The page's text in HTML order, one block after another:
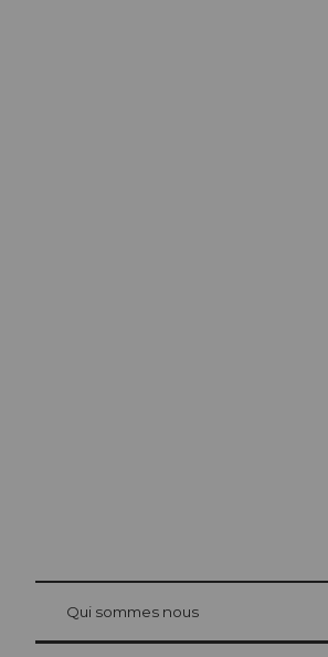
Carte d’hôte Lucerne
at Bre
Qui sommes nous